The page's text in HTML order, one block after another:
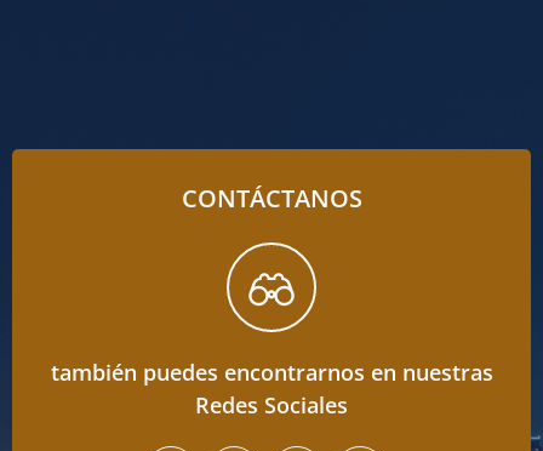
CONTÁCTANOS
también puedes encontrarnos en nuestras
Redes Sociales